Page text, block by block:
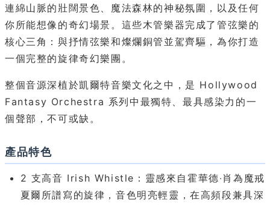
連綿山脈的壯闊景色、魔法森林的神秘氛圍，以及任何
你所能想像的奇幻場景。這些木管樂器完成了管弦樂的
核心三角：與抒情弦樂和燦爛銅管並駕齊驅，為你打造
一個完整的旋律奇幻樂團。
整個音源深植於凱爾特音樂文化之中，是 Hollywood
Fantasy Orchestra 系列中最獨特、最具感染力的一
個聲部，不可或缺。
產品特色
2 支高音 Irish Whistle：靈感來自霍華德‧肖為魔戒
夏爾所譜寫的旋律，音色明亮輕靈，在高頻段兼具深